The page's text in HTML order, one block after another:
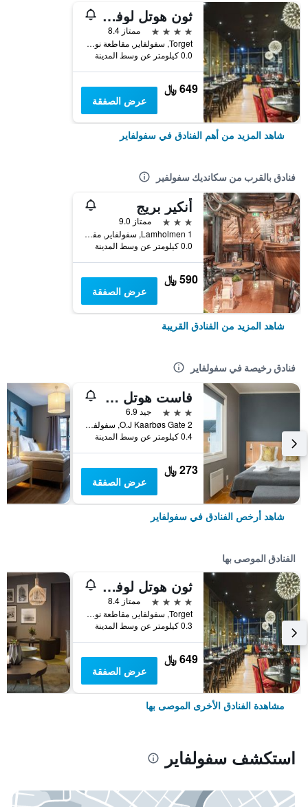
ثون هوتل لوفوتين
4 نجوم
ممتاز 8.4
Torget, سفولفاير, مقاطعة نوردلاند, النرويج
0.0 كيلومتر عن وسط المدينة
649 ﷼
عرض الصفقة
شاهد المزيد من أهم الفنادق في سفولفاير
فنادق بالقرب من سكانديك سفولفير
أنكير بريج
3 نجوم
ممتاز 9.0
Lamholmen 1, سفولفاير, مقاطعة نوردلاند, النرويج
0.0 كيلومتر عن وسط المدينة
590 ﷼
عرض الصفقة
شاهد المزيد من الفنادق القريبة
فنادق رخيصة في سفولفاير
فاست هوتل سفولفاير
3 نجوم
جيد 6.9
O.J Kaarbøs Gate 2, سفولفاير, مقاطعة نوردلاند, النرويج
0.4 كيلومتر عن وسط المدينة
273 ﷼
عرض الصفقة
شاهد أرخص الفنادق في سفولفاير
الفنادق الموصى بها
ثون هوتل لوفوتين
4 نجوم
ممتاز 8.4
Torget, سفولفاير, مقاطعة نوردلاند, النرويج
0.3 كيلومتر عن وسط المدينة
649 ﷼
عرض الصفقة
مشاهدة الفنادق الأخرى الموصى بها
استكشف سفولفاير